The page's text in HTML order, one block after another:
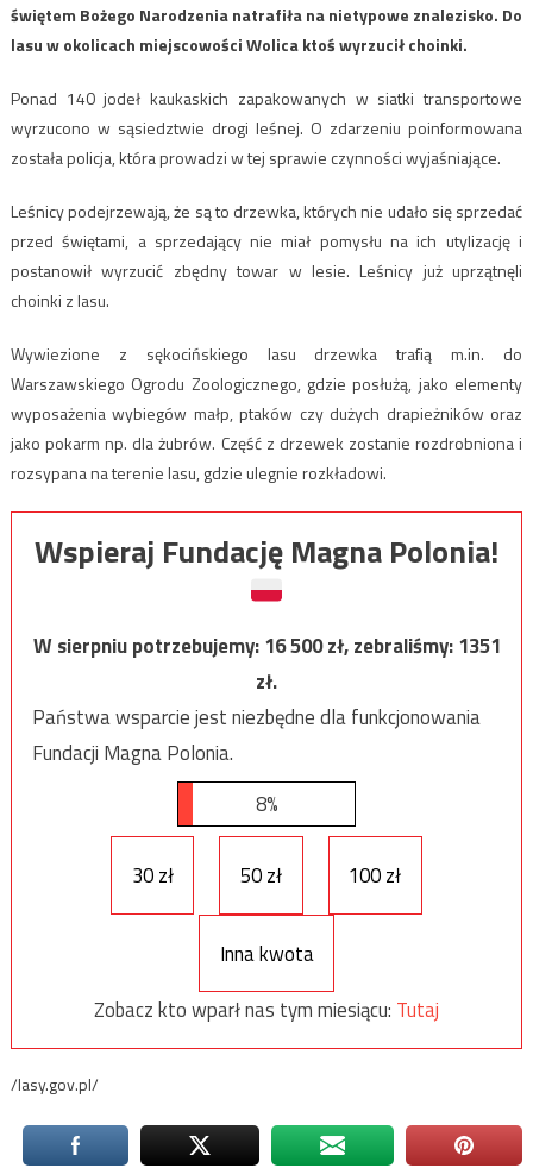
świętem Bożego Narodzenia natrafiła na nietypowe znalezisko. Do
lasu w okolicach miejscowości Wolica ktoś wyrzucił choinki.
Ponad 140 jodeł kaukaskich zapakowanych w siatki transportowe
wyrzucono w sąsiedztwie drogi leśnej. O zdarzeniu poinformowana
została policja, która prowadzi w tej sprawie czynności wyjaśniające.
Leśnicy podejrzewają, że są to drzewka, których nie udało się sprzedać
przed świętami, a sprzedający nie miał pomysłu na ich utylizację i
postanowił wyrzucić zbędny towar w lesie. Leśnicy już uprzątnęli
choinki z lasu.
Wywiezione z sękocińskiego lasu drzewka trafią m.in. do
Warszawskiego Ogrodu Zoologicznego, gdzie posłużą, jako elementy
wyposażenia wybiegów małp, ptaków czy dużych drapieżników oraz
jako pokarm np. dla żubrów. Część z drzewek zostanie rozdrobniona i
rozsypana na terenie lasu, gdzie ulegnie rozkładowi.
Wspieraj Fundację Magna Polonia!
W sierpniu potrzebujemy:16 500zł, zebraliśmy:1351
zł.
Państwa wsparcie jest niezbędne dla funkcjonowania
Fundacji Magna Polonia.
8%
30 zł 50 zł 100 zł
Inna kwota
Zobacz kto wparł nas tym miesiącu: Tutaj
/lasy.gov.pl/